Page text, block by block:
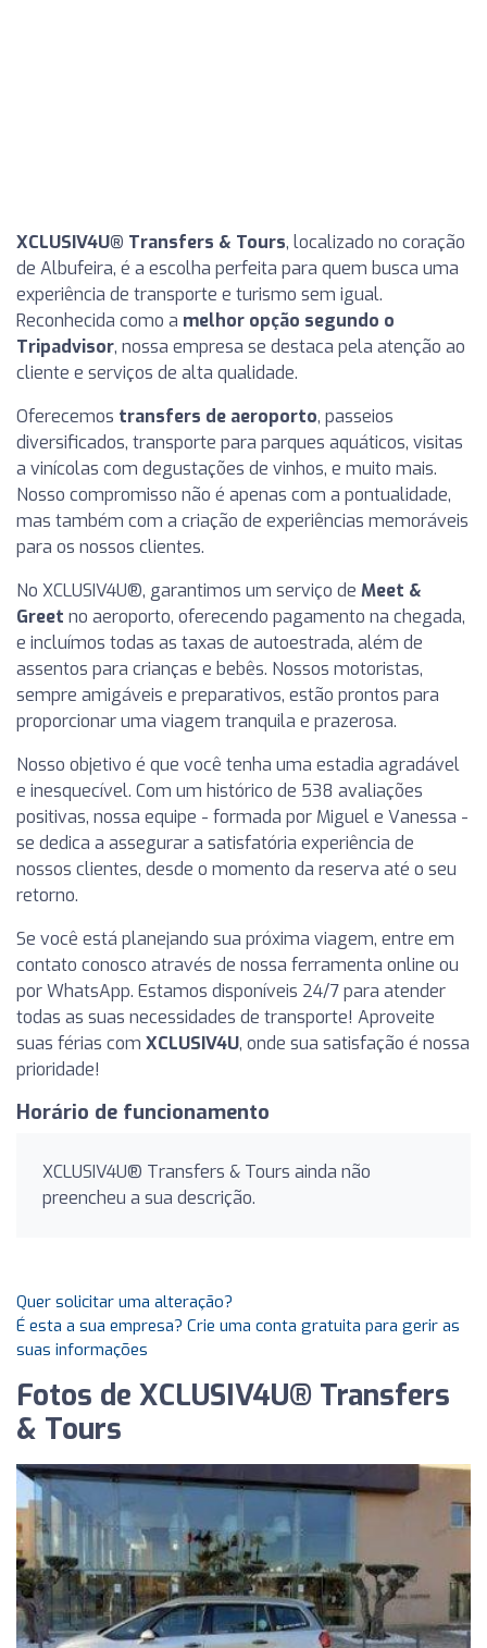
XCLUSIV4U®️ Transfers & Tours, localizado no coração
de Albufeira, é a escolha perfeita para quem busca uma
experiência de transporte e turismo sem igual.
Reconhecida como a melhor opção segundo o
Tripadvisor, nossa empresa se destaca pela atenção ao
cliente e serviços de alta qualidade.
Oferecemos transfers de aeroporto, passeios
diversificados, transporte para parques aquáticos, visitas
a vinícolas com degustações de vinhos, e muito mais.
Nosso compromisso não é apenas com a pontualidade,
mas também com a criação de experiências memoráveis
para os nossos clientes.
No XCLUSIV4U®, garantimos um serviço de Meet &
Greet no aeroporto, oferecendo pagamento na chegada,
e incluímos todas as taxas de autoestrada, além de
assentos para crianças e bebês. Nossos motoristas,
sempre amigáveis e preparativos, estão prontos para
proporcionar uma viagem tranquila e prazerosa.
Nosso objetivo é que você tenha uma estadia agradável
e inesquecível. Com um histórico de 538 avaliações
positivas, nossa equipe - formada por Miguel e Vanessa -
se dedica a assegurar a satisfatória experiência de
nossos clientes, desde o momento da reserva até o seu
retorno.
Se você está planejando sua próxima viagem, entre em
contato conosco através de nossa ferramenta online ou
por WhatsApp. Estamos disponíveis 24/7 para atender
todas as suas necessidades de transporte! Aproveite
suas férias com XCLUSIV4U, onde sua satisfação é nossa
prioridade!
Horário de funcionamento
XCLUSIV4U®️ Transfers & Tours ainda não
preencheu a sua descrição.
Quer solicitar uma alteração?
É esta a sua empresa? Crie uma conta gratuita para gerir as
suas informações
Fotos de XCLUSIV4U®️ Transfers
& Tours